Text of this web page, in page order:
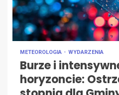
METEOROLOGIA WYDARZENIA
Burze i
horyzoncie: